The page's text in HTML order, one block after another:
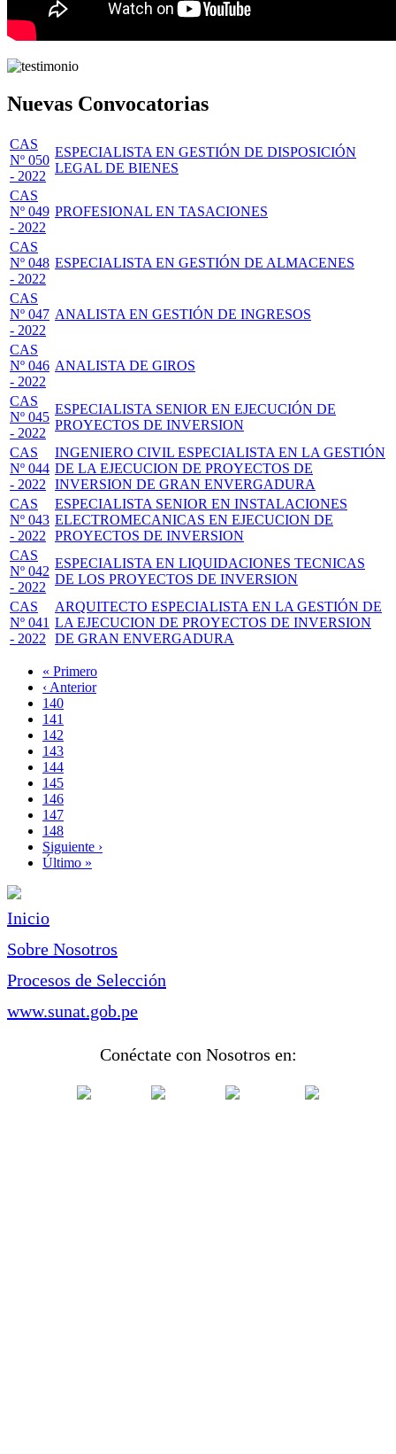
Nuevas Convocatorias
CAS
Nº 050
- 2022
ESPECIALISTA EN GESTIÓN DE DISPOSICIÓN
LEGAL DE BIENES
CAS
Nº 049
- 2022
PROFESIONAL EN TASACIONES
CAS
Nº 048
- 2022
ESPECIALISTA EN GESTIÓN DE ALMACENES
CAS
Nº 047
- 2022
ANALISTA EN GESTIÓN DE INGRESOS
CAS
Nº 046
- 2022
ANALISTA DE GIROS
CAS
Nº 045
- 2022
ESPECIALISTA SENIOR EN EJECUCIÓN DE
PROYECTOS DE INVERSION
CAS
Nº 044
- 2022
INGENIERO CIVIL ESPECIALISTA EN LA GESTIÓN
DE LA EJECUCION DE PROYECTOS DE
INVERSION DE GRAN ENVERGADURA
CAS
Nº 043
- 2022
ESPECIALISTA SENIOR EN INSTALACIONES
ELECTROMECANICAS EN EJECUCION DE
PROYECTOS DE INVERSION
CAS
Nº 042
- 2022
ESPECIALISTA EN LIQUIDACIONES TECNICAS
DE LOS PROYECTOS DE INVERSION
CAS
Nº 041
- 2022
ARQUITECTO ESPECIALISTA EN LA GESTIÓN DE
LA EJECUCION DE PROYECTOS DE INVERSION
DE GRAN ENVERGADURA
Paginación
Primera
página
« Primero
Página
anterior
‹ Anterior
Page
140
Page
141
Page
142
Page
143
Página
actual
144
Page
145
Page
146
Page
147
Page
148
Siguiente
página
Siguiente ›
Última
Último »
Inicio
Sobre Nosotros
Procesos de Selección
www.sunat.gob.pe
Conéctate con Nosotros en: